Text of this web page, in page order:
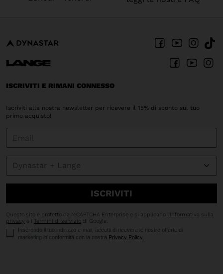
ISCRIVITI E RIMANI CONNESSO
Iscriviti alla nostra newsletter per ricevere il 15% di sconto sul tuo
primo acquisto!
ISCRIVITI
Questo sito è protetto da reCAPTCHA Enterprise e si applicano
l'Informativa sulla
privacy e i Termini di servizio di Google.
Inserendo il tuo indirizzo e-mail, accetti di ricevere le nostre offerte di
marketing in conformità con la nostra Privacy Policy .